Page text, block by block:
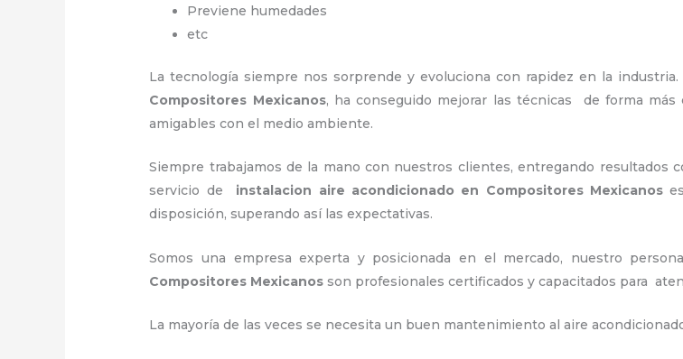
Previene humedades
etc
La tecnología siempre nos sorprende y evoluciona con rapidez en la industria.
Compositores Mexicanos, ha conseguido mejorar las técnicas de forma
amigables con el medio ambiente.
Siempre trabajamos de la mano con nuestros clientes, entregando resultados
servicio de instalacion aire acondicionado en Compositores Mexicanos
disposición, superando así las expectativas.
Somos una empresa experta y posicionada en el mercado, nuestro
Compositores Mexicanos son profesionales certificados y capacitados para
La mayoría de las veces se necesita un buen mantenimiento al aire